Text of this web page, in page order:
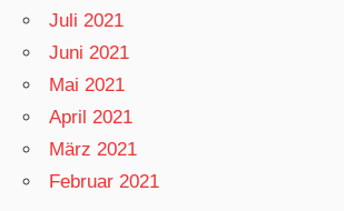
Juli 2021
Juni 2021
Mai 2021
April 2021
März 2021
Februar 2021